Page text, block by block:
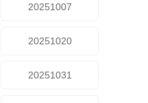
20251007
20251020
20251031